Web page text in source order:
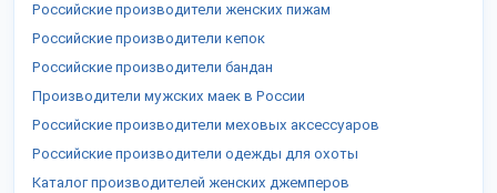
Российские производители женских пижам
Российские производители кепок
Российские производители бандан
Производители мужских маек в России
Российские производители меховых аксессуаров
Российские производители одежды для охоты
Каталог производителей женских джемперов